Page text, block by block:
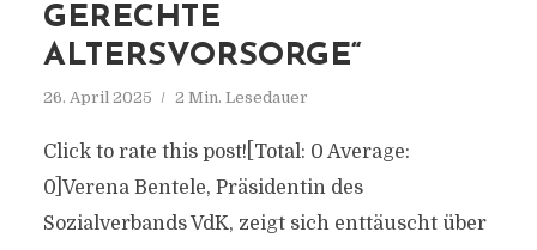
GERECHTE
ALTERSVORSORGE“
26. April 2025 2 Min. Lesedauer
Click to rate this post![Total: 0 Average:
0]Verena Bentele, Präsidentin des
Sozialverbands VdK, zeigt sich enttäuscht über